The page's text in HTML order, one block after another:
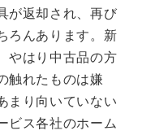
が返却され、再び
ろんあります。新
やはり中古品の方
触れたものは嫌
まり向いていない
ビス各社のホーム